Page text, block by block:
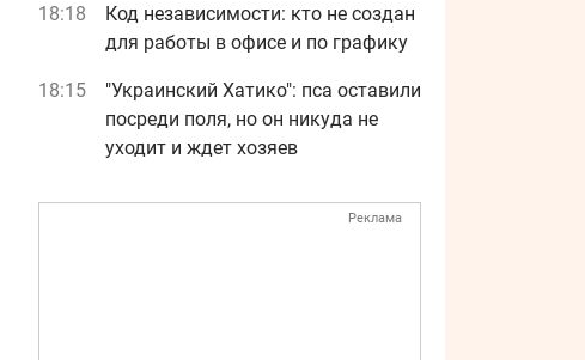
18:18
Код независимости: кто не создан
для работы в офисе и по графику
18:15
"Украинский Хатико": пса оставили
посреди поля, но он никуда не
уходит и ждет хозяев
Реклама